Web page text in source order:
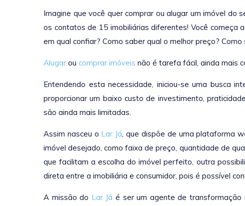
Imagine que você quer comprar ou alugar um imóvel do
os contatos de 15 imobiliárias diferentes! Você começa
em qual confiar? Como saber qual o melhor preço?
Alugar ou comprar imóveis não é tarefa fácil, ainda mais
Entendendo esta necessidade, iniciou-se uma busca
proporcionar um baixo custo de investimento,
são ainda mais limitadas.
Assim nasceu o Lar Já, que dispõe de uma plataforma
imóvel desejado, como faixa de preço, quantidade de
que facilitam a escolha do imóvel perfeito, outra
direta entre a imobiliária e consumidor, pois é possível
A missão do Lar Já é ser um agente de transformação